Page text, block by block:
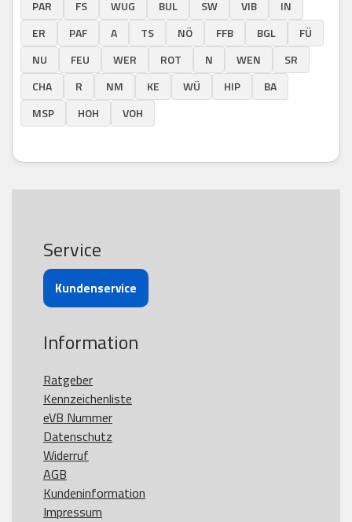
PAR FS WUG BUL SW VIB
IN
ER
PAF A TS NÖ FFB BGL
FÜ
NU
FEU WER ROT N WEN
SR
CHA
R NM KE WÜ HIP
BA
MSP
HOH VOH
Service
Kundenservice
Information
Ratgeber
Kennzeichenliste
eVB Nummer
Datenschutz
Widerruf
AGB
Kundeninformation
Impressum